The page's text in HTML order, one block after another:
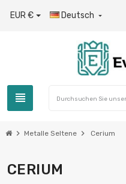
EUR € Deutsch 
view_headline
chevron_right Metalle Seltene chevron_right Cerium
CERIUM